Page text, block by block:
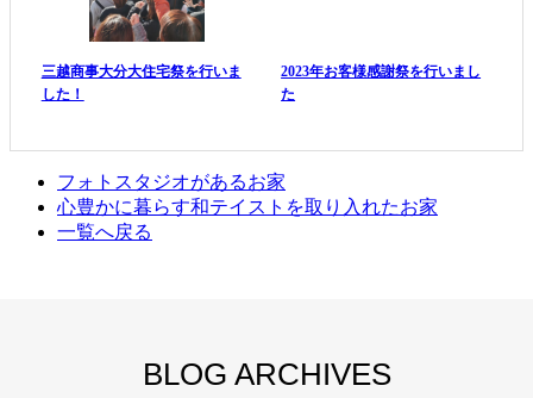
三越商事大分大住宅祭を行いま
した！
2023年お客様感謝祭を行いまし
た
フォトスタジオがあるお家
心豊かに暮らす和テイストを取り入れたお家
一覧へ戻る
BLOG ARCHIVES